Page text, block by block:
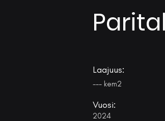
Laajuus:
--- kem2
Vuosi:
2024